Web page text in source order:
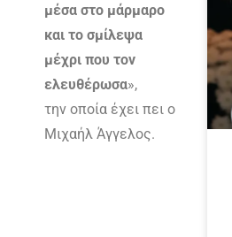
μέσα στο μάρμαρο
και το σμίλεψα
μέχρι που τον
ελευθέρωσα»,
την οποία έχει πει ο
Μιχαήλ Άγγελος.